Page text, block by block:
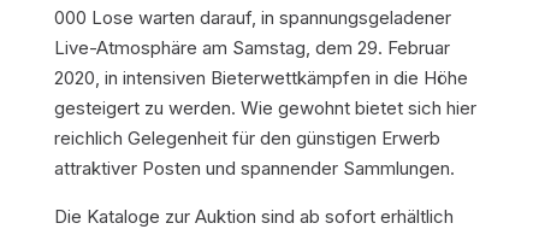
000 Lose warten darauf, in spannungsgeladener
Live-Atmosphäre am Samstag, dem 29. Februar
2020, in intensiven Bieterwettkämpfen in die Höhe
gesteigert zu werden. Wie gewohnt bietet sich hier
reichlich Gelegenheit für den günstigen Erwerb
attraktiver Posten und spannender Sammlungen.
Die Kataloge zur Auktion sind ab sofort erhältlich